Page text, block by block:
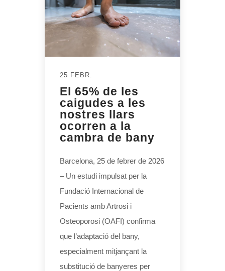
25 FEBR.
El 65% de les
caigudes a les
nostres llars
ocorren a la
cambra de bany
Barcelona, 25 de febrer de 2026
– Un estudi impulsat per la
Fundació Internacional de
Pacients amb Artrosi i
Osteoporosi (OAFI) confirma
que l’adaptació del bany,
especialment mitjançant la
substitució de banyeres per